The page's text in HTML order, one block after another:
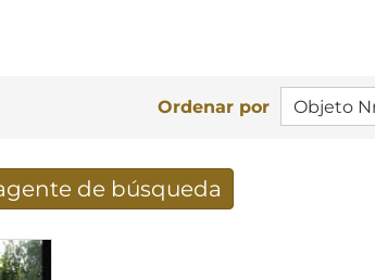
Ordenar por
de búsqueda